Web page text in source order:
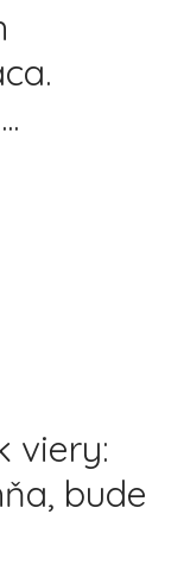
viery:
bude